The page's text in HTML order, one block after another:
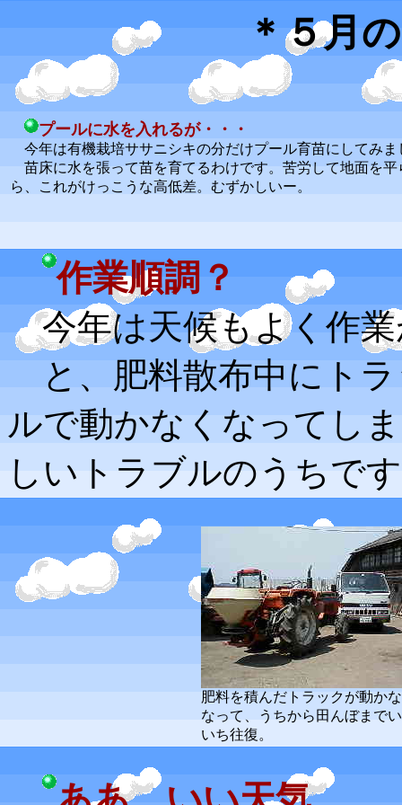
＊５月
プールに水を入れるが・・・
今年は有機栽培ササニシキの分だけプール育苗にしてみま
苗床に水を張って苗を育てるわけです。苦労して地面を
ら、これがけっこうな高低差。むずかしいー。
作業順調？
今年は天候もよく作業
と、肥料散布中にト
ルで動かなくなってし
しいトラブルのうちで
肥料を積んだトラックが動か
なって、うちから田んぼまで
いち往復。